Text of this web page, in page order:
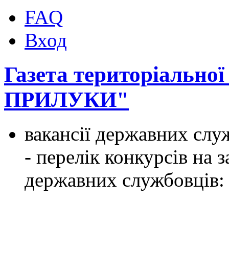
FAQ
Вход
Газета
ПРИЛУКИ"
вакансії державних
- перелік конкурсів на
державних службовців: